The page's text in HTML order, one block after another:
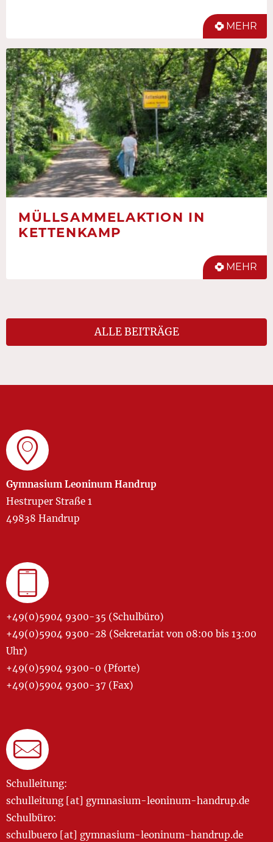
MEHR
MÜLLSAMMELAKTION IN
KETTENKAMP
MEHR
ALLE BEITRÄGE
Gymnasium Leoninum Handrup
Hestruper Straße 1
49838 Handrup
+49(0)5904 9300-35 (Schulbüro)
+49(0)5904 9300-28 (Sekretariat von 08:00 bis 13:00
Uhr)
+49(0)5904 9300-0 (Pforte)
+49(0)5904 9300-37 (Fax)
Schulleitung:
schulleitung [at] gymnasium-leoninum-handrup.de
Schulbüro:
schulbuero [at] gymnasium-leoninum-handrup.de